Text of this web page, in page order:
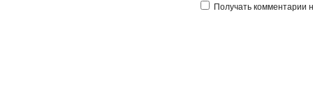
Получать комментарии